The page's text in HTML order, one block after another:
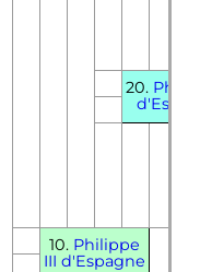
20.
10. Philippe
III d'Espagne